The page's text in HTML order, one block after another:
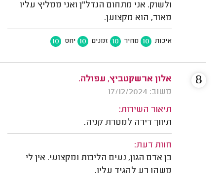
ולשוק. אני מתחום הנדל"ן ואני ממליץ עליו
מאוד, הוא מקצוען.
איכות 10 מחיר 10 זמנים 10 יחס 10
אלון ארשקטביץ, עפולה.
משוב: 17/12/2024
תיאור השירות:
תיווך דירה למטרת קניה.
חוות דעת:
בן אדם הגון, נעים הליכות ומקצועי. אין לי
משהו רע להגיד עליו.
8